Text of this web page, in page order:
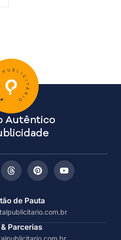
de Pauta
Parcerias
Autêntico